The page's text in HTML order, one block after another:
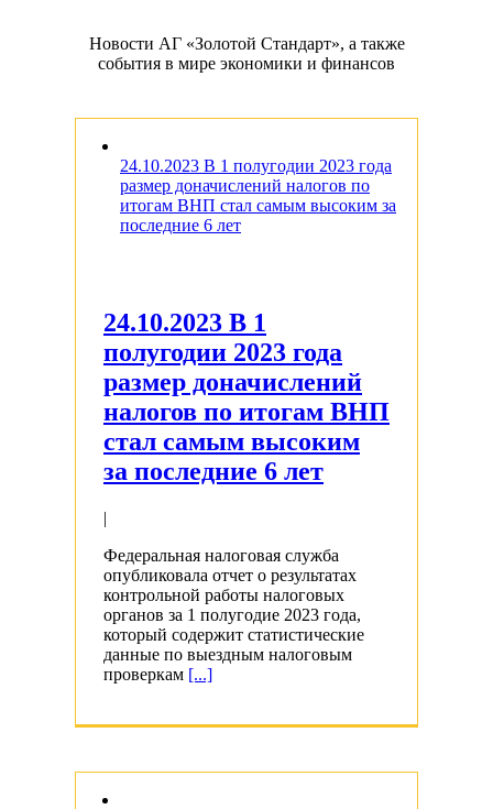
Новости АГ «Золотой Стандарт», а также
события в мире экономики и финансов
24.10.2023 В 1 полугодии 2023 года
размер доначислений налогов по
итогам ВНП стал самым высоким за
последние 6 лет
24.10.2023 В 1
полугодии 2023 года
размер доначислений
налогов по итогам ВНП
стал самым высоким
за последние 6 лет
|
Федеральная налоговая служба
опубликовала отчет о результатах
контрольной работы налоговых
органов за 1 полугодие 2023 года,
который содержит статистические
данные по выездным налоговым
проверкам [...]